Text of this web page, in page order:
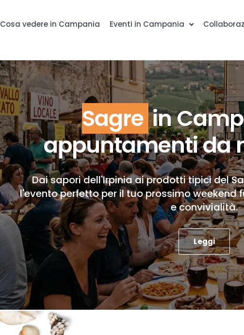
Cosa vedere in Campania Eventi in Campania
Sagre in
appuntamenti da
Dai sapori dell'Irpinia ai prodotti tipici del
l'evento perfetto per il tuo prossimo weekend
e convivialità.
Leggi